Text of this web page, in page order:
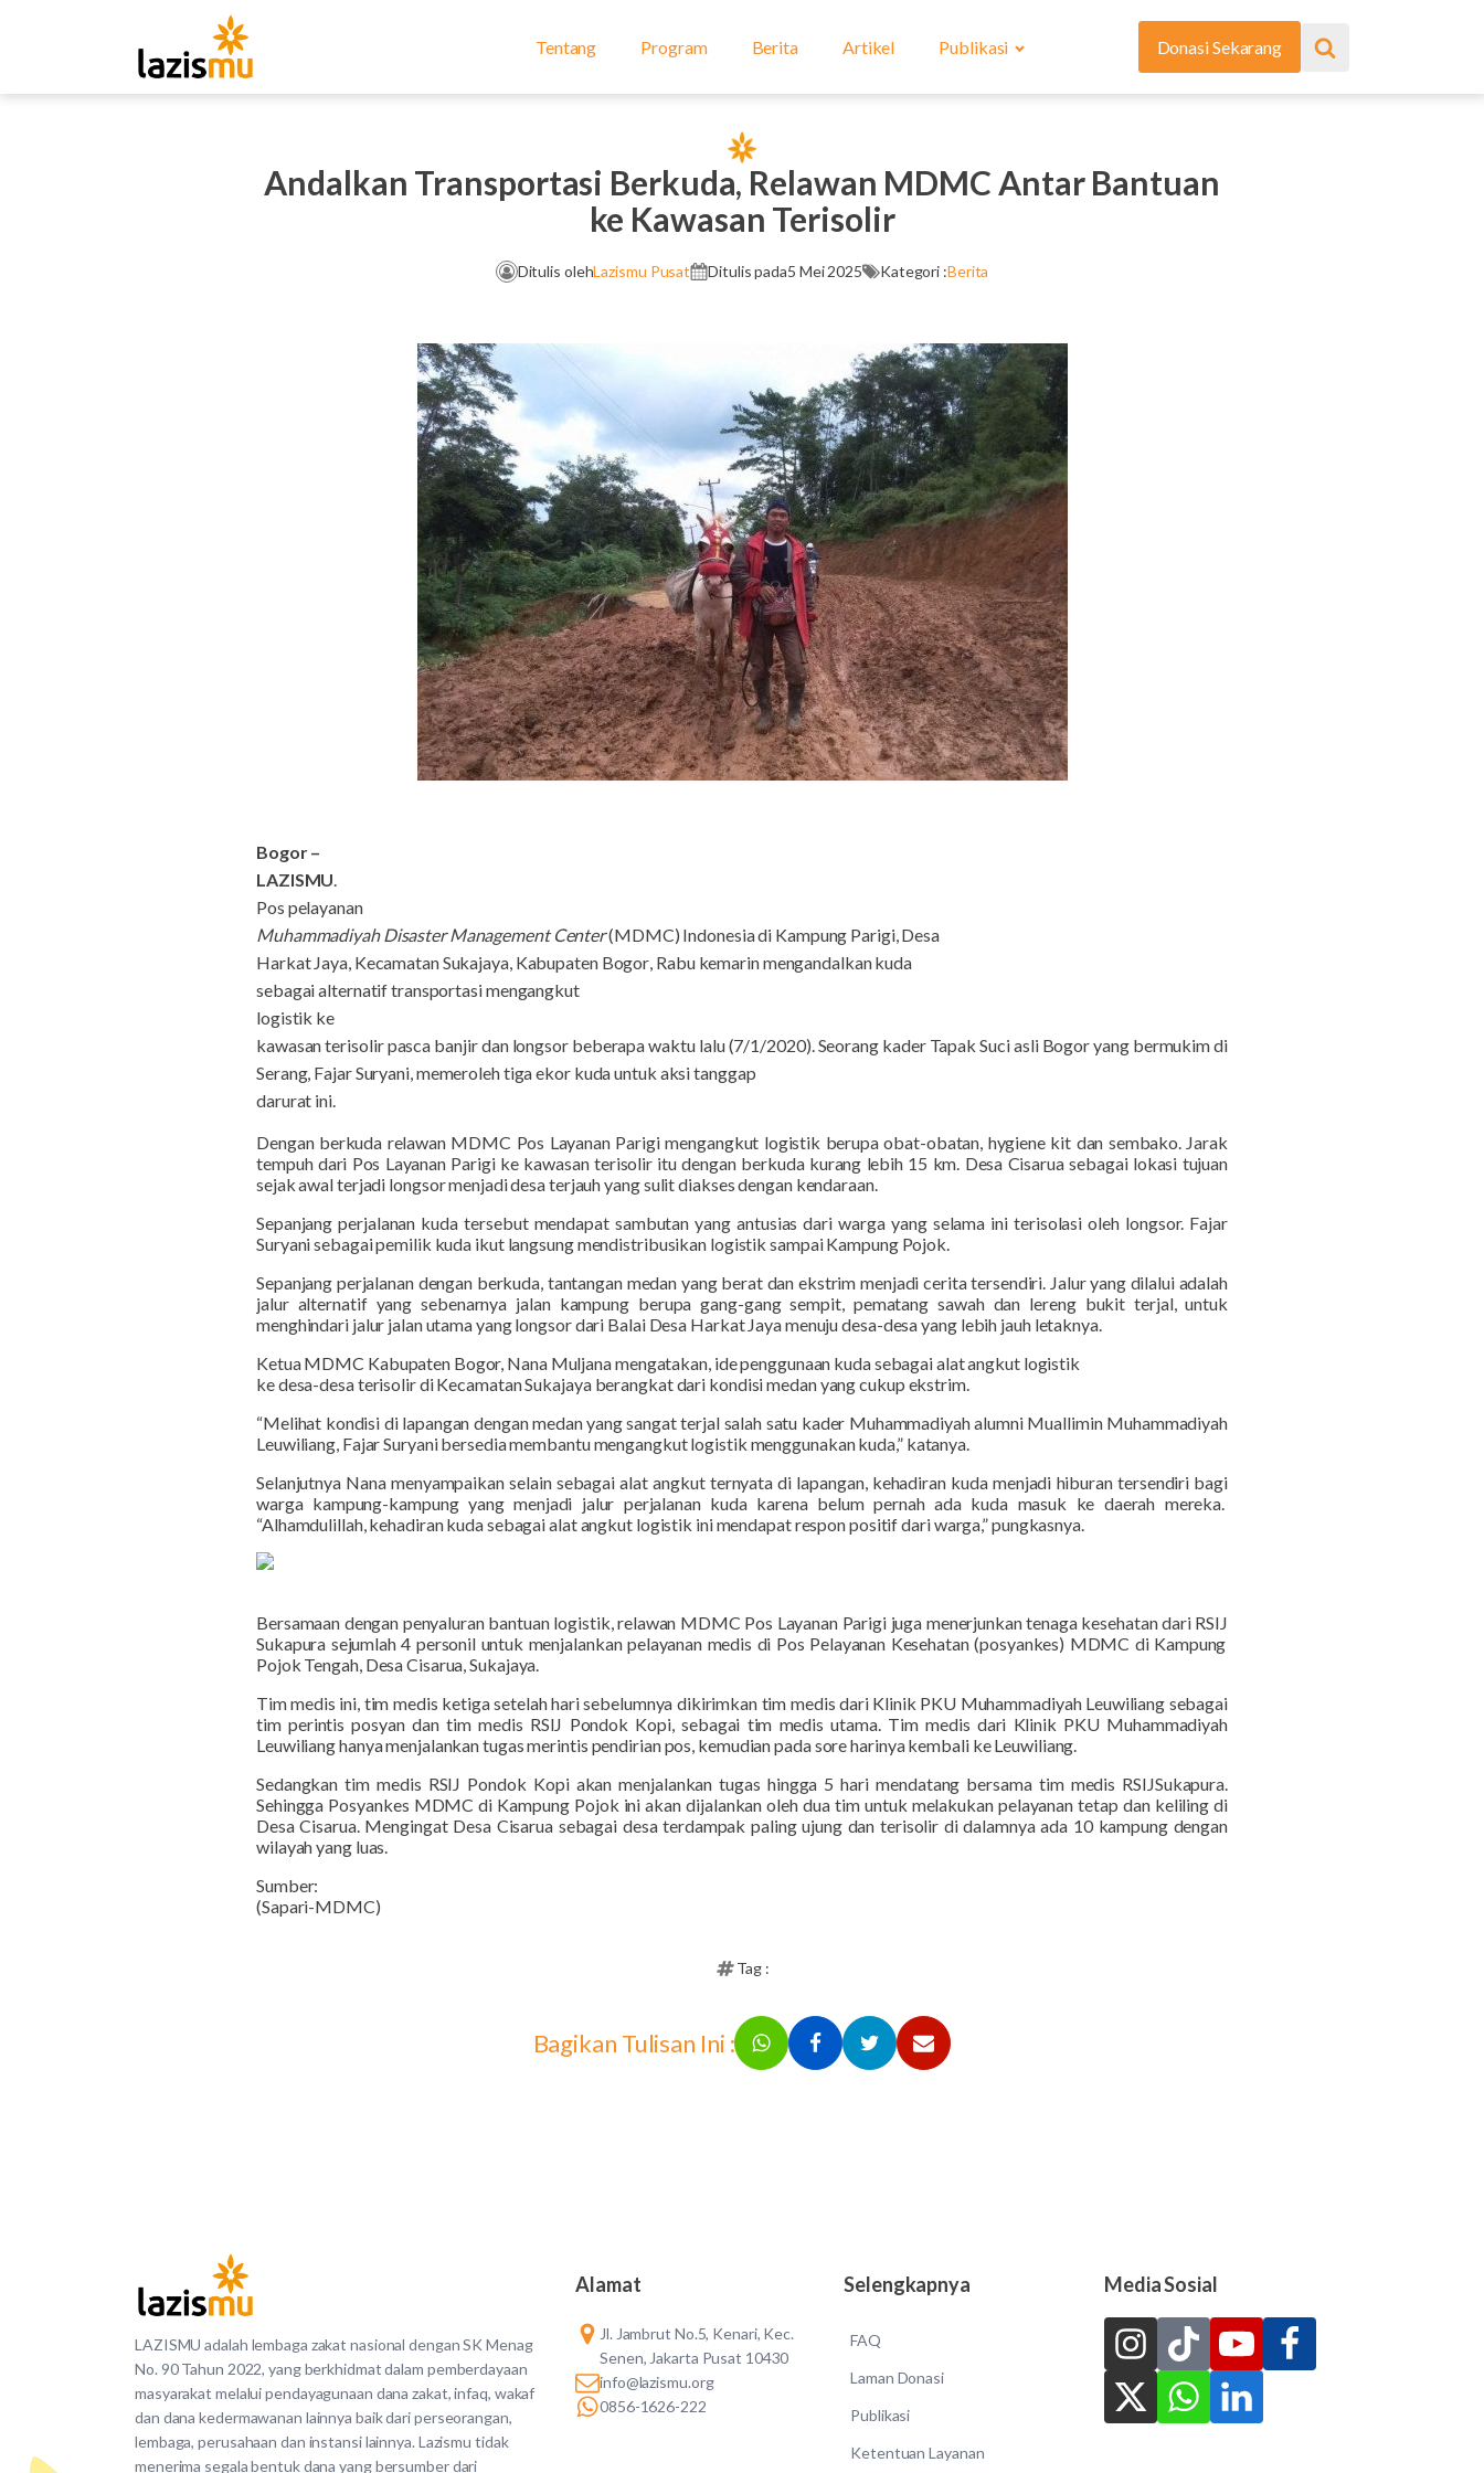
Tentang Program Berita Artikel Publikasi Donasi Sekarang
Andalkan Transportasi Berkuda, Relawan MDMC Antar Bantuan
ke Kawasan Terisolir
Ditulis olehLazismu Pusat Ditulis pada5 Mei 2025 Kategori :Berita
Bogor –
LAZISMU.
Pos pelayanan
Muhammadiyah Disaster Management Center(MDMC) Indonesia di Kampung Parigi, Desa
Harkat Jaya, Kecamatan Sukajaya, Kabupaten Bogor, Rabu kemarinmengandalkan kuda
sebagai alternatif transportasimengangkut
logistik ke
kawasan terisolir pasca banjir dan longsor beberapa waktu lalu (7/1/2020). Seorang kader Tapak Suci asli Bogor yang bermukim di
Serang, Fajar Suryani, memeroleh tiga ekor kuda untuk aksi tanggap
darurat ini.
Dengan berkuda relawan MDMC Pos Layanan Parigi mengangkut logistik berupa obat-obatan, hygiene kit dan sembako. Jarak
tempuh dari Pos Layanan Parigi ke kawasan terisolir itu dengan berkuda kurang lebih 15 km. Desa Cisaruasebagai lokasi tujuan
sejak awal terjadi longsor menjadi desa terjauh yangsulit diakses dengan kendaraan.
Sepanjang perjalanan kuda tersebut mendapat sambutan yang antusias dari warga yang selama ini terisolasi oleh longsor. Fajar
Suryani sebagai pemilik kuda ikut langsung mendistribusikan logistik sampai Kampung Pojok.
Sepanjang perjalanan dengan berkuda, tantangan medan yang berat dan ekstrim menjadi cerita tersendiri. Jalur yang dilalui adalah
jalur alternatif yang sebenarnya jalan kampung berupa gang-gang sempit, pematang sawah dan lereng bukit terjal, untuk
menghindari jalur jalan utama yang longsor dari Balai Desa Harkat Jaya menuju desa-desa yang lebih jauh letaknya.
Ketua MDMC Kabupaten Bogor, Nana Muljana mengatakan, ide penggunaan kuda sebagai alat angkut logistik
ke desa-desa terisolir di Kecamatan Sukajaya berangkat dari kondisimedan yang cukup ekstrim.
“Melihat kondisi di lapangandenganmedanyangsangat terjal salah satu kader Muhammadiyah alumni Muallimin Muhammadiyah
Leuwiliang, Fajar Suryani bersedia membantu mengangkut logistik menggunakan kuda,” katanya.
Selanjutnya Nana menyampaikan selain sebagai alat angkut ternyata di lapangan, kehadiran kuda menjadi hiburan tersendiri bagi
warga kampung-kampung yang menjadi jalur perjalanan kuda karena belum pernah ada kuda masuk ke daerah mereka.
“Alhamdulillah, kehadiran kuda sebagai alat angkut logistik ini mendapat respon positif dari warga,” pungkasnya.
Bersamaan dengan penyaluran bantuan logistik, relawan MDMC Pos Layanan Parigi juga menerjunkan tenaga kesehatan dari RSIJ
Sukapura sejumlah 4 personil untuk menjalankan pelayanan medis di Pos Pelayanan Kesehatan (posyankes) MDMC di Kampung
Pojok Tengah, Desa Cisarua, Sukajaya.
Tim medis ini, tim medis ketiga setelah hari sebelumnya dikirimkan tim medis dari Klinik PKU Muhammadiyah Leuwiliang sebagai
tim perintis posyan dan tim medis RSIJ Pondok Kopi, sebagai tim medis utama. Tim medis dari Klinik PKU Muhammadiyah
Leuwiliang hanya menjalankan tugas merintis pendirian pos, kemudian pada sore harinya kembali ke Leuwiliang.
Sedangkan tim medis RSIJ Pondok Kopi akan menjalankan tugas hingga 5 hari mendatang bersama tim medis RSIJSukapura.
Sehingga Posyankes MDMC di Kampung Pojok ini akan dijalankan oleh dua tim untuk melakukan pelayanan tetap dan keliling di
Desa Cisarua. Mengingat Desa Cisarua sebagai desa terdampak paling ujung dan terisolir di dalamnya ada 10 kampung dengan
wilayah yang luas.
Sumber:
(Sapari-MDMC)
Tag :
Bagikan Tulisan Ini :
LAZISMU adalah lembaga zakat nasional dengan SK Menag
No. 90 Tahun 2022, yang berkhidmat dalam pemberdayaan
masyarakat melalui pendayagunaan dana zakat, infaq, wakaf
dan dana kedermawanan lainnya baik dari perseorangan,
lembaga, perusahaan dan instansi lainnya. Lazismu tidak
menerima segala bentuk dana yang bersumber dari
Alamat
Jl. Jambrut No.5, Kenari, Kec.
Senen, Jakarta Pusat 10430
info@lazismu.org
0856-1626-222
Selengkapnya
FAQ
Laman Donasi
Publikasi
Ketentuan Layanan
Media Sosial